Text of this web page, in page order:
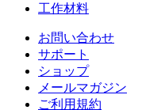
工作材料
お問い合わせ
サポート
ショップ
メールマガジン
ご利用規約